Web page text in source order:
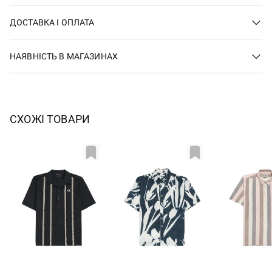
ДОСТАВКА І ОПЛАТА
НАЯВНІСТЬ В МАГАЗИНАХ
СХОЖІ ТОВАРИ